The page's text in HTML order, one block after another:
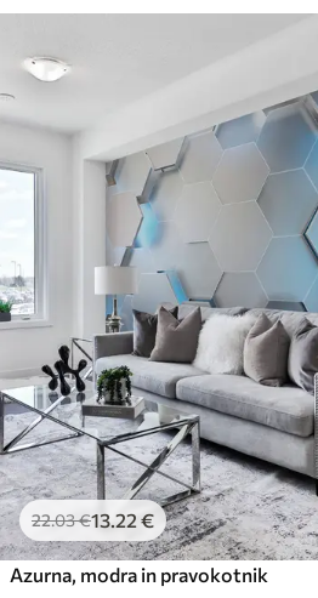
22.03€13.22 €
Azurna, modra in pravokotnik